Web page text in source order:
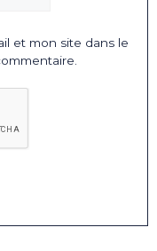
et mon site dans le